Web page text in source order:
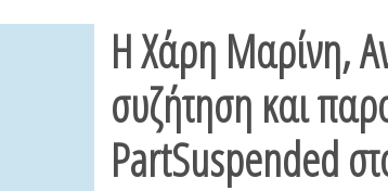
Η Χάρη Μαρίνη,
συζήτηση και
PartSuspended